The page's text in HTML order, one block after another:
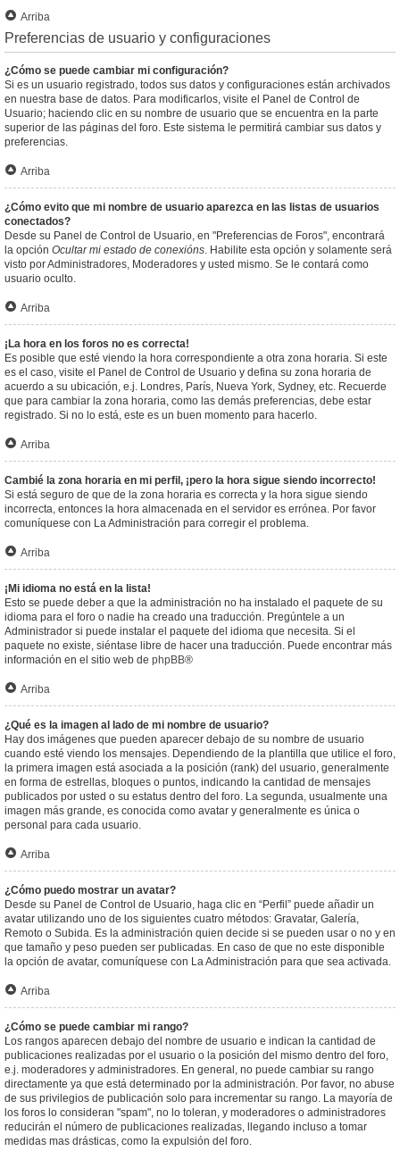
Arriba
Preferencias de usuario y configuraciones
¿Cómo se puede cambiar mi configuración?
Si es un usuario registrado, todos sus datos y configuraciones están archivados
en nuestra base de datos. Para modificarlos, visite el Panel de Control de
Usuario; haciendo clic en su nombre de usuario que se encuentra en la parte
superior de las páginas del foro. Este sistema le permitirá cambiar sus datos y
preferencias.
Arriba
¿Cómo evito que mi nombre de usuario aparezca en las listas de usuarios
conectados?
Desde su Panel de Control de Usuario, en "Preferencias de Foros", encontrará
la opción Ocultar mi estado de conexións. Habilite esta opción y solamente será
visto por Administradores, Moderadores y usted mismo. Se le contará como
usuario oculto.
Arriba
¡La hora en los foros no es correcta!
Es posible que esté viendo la hora correspondiente a otra zona horaria. Si este
es el caso, visite el Panel de Control de Usuario y defina su zona horaria de
acuerdo a su ubicación, e.j. Londres, París, Nueva York, Sydney, etc. Recuerde
que para cambiar la zona horaria, como las demás preferencias, debe estar
registrado. Si no lo está, este es un buen momento para hacerlo.
Arriba
Cambié la zona horaria en mi perfil, ¡pero la hora sigue siendo incorrecto!
Si está seguro de que de la zona horaria es correcta y la hora sigue siendo
incorrecta, entonces la hora almacenada en el servidor es errónea. Por favor
comuníquese con La Administración para corregir el problema.
Arriba
¡Mi idioma no está en la lista!
Esto se puede deber a que la administración no ha instalado el paquete de su
idioma para el foro o nadie ha creado una traducción. Pregúntele a un
Administrador si puede instalar el paquete del idioma que necesita. Si el
paquete no existe, siéntase libre de hacer una traducción. Puede encontrar más
información en el sitio web de phpBB®
Arriba
¿Qué es la imagen al lado de mi nombre de usuario?
Hay dos imágenes que pueden aparecer debajo de su nombre de usuario
cuando esté viendo los mensajes. Dependiendo de la plantilla que utilice el foro,
la primera imagen está asociada a la posición (rank) del usuario, generalmente
en forma de estrellas, bloques o puntos, indicando la cantidad de mensajes
publicados por usted o su estatus dentro del foro. La segunda, usualmente una
imagen más grande, es conocida como avatar y generalmente es única o
personal para cada usuario.
Arriba
¿Cómo puedo mostrar un avatar?
Desde su Panel de Control de Usuario, haga clic en “Perfil” puede añadir un
avatar utilizando uno de los siguientes cuatro métodos: Gravatar, Galería,
Remoto o Subida. Es la administración quien decide si se pueden usar o no y en
que tamaño y peso pueden ser publicadas. En caso de que no este disponible
la opción de avatar, comuníquese con La Administración para que sea activada.
Arriba
¿Cómo se puede cambiar mi rango?
Los rangos aparecen debajo del nombre de usuario e indican la cantidad de
publicaciones realizadas por el usuario o la posición del mismo dentro del foro,
e.j. moderadores y administradores. En general, no puede cambiar su rango
directamente ya que está determinado por la administración. Por favor, no abuse
de sus privilegios de publicación solo para incrementar su rango. La mayoría de
los foros lo consideran "spam", no lo toleran, y moderadores o administradores
reducirán el número de publicaciones realizadas, llegando incluso a tomar
medidas mas drásticas, como la expulsión del foro.